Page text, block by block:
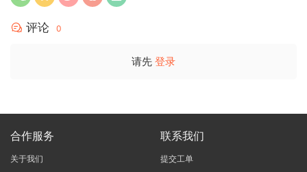
评论 0
请先 登录
合作服务
关于我们
联系我们
提交工单